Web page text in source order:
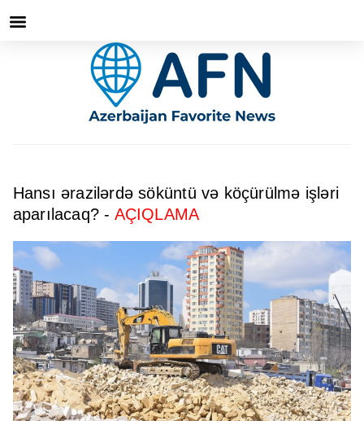
Hansı ərazilərdə söküntü və köçürülmə işləri
aparılacaq? - AÇIQLAMA